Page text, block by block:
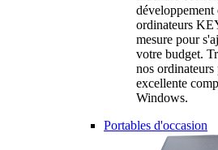
développement
ordinateurs
mesure pour
votre budget.
nos
excellente
Windows.
Portables d'occasion